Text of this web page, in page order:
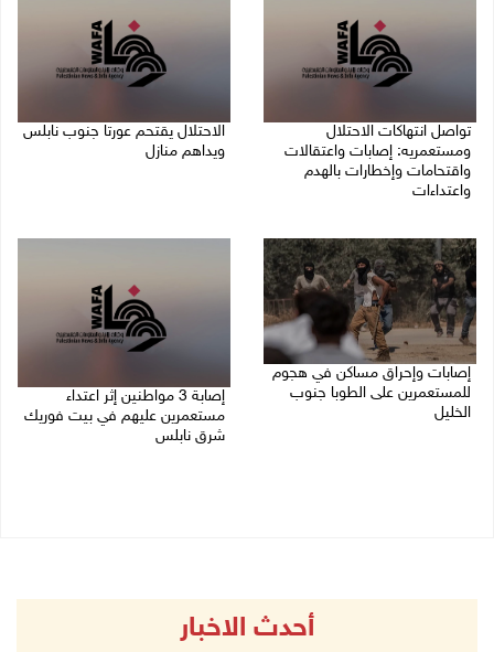
تواصل انتهاكات الاحتلال
ومستعمريه: إصابات واعتقالات
واقتحامات وإخطارات بالهدم
واعتداءات
الاحتلال يقتحم عورتا جنوب نابلس
ويداهم منازل
إصابات وإحراق مساكن في هجوم
للمستعمرين على الطوبا جنوب
الخليل
إصابة 3 مواطنين إثر اعتداء
مستعمرين عليهم في بيت فوريك
شرق نابلس
أحدث الاخبار